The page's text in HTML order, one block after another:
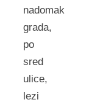
nadomak
grada,
po
sred
ulice,
lezi